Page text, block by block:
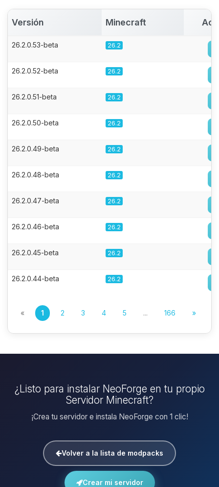
Versión Minecraft
26.2.0.53-beta 26.2
26.2.0.52-beta 26.2
26.2.0.51-beta 26.2
26.2.0.50-beta 26.2
26.2.0.49-beta 26.2
26.2.0.48-beta 26.2
26.2.0.47-beta 26.2
26.2.0.46-beta 26.2
26.2.0.45-beta 26.2
26.2.0.44-beta 26.2
« 1 2 3 4 5 ... 166 »
¿Listo para instalar NeoForge en tu propio
Servidor Minecraft?
¡Crea tu servidor e instala NeoForge con 1 clic!
Volver a la lista de modpacks
Crear mi servidor